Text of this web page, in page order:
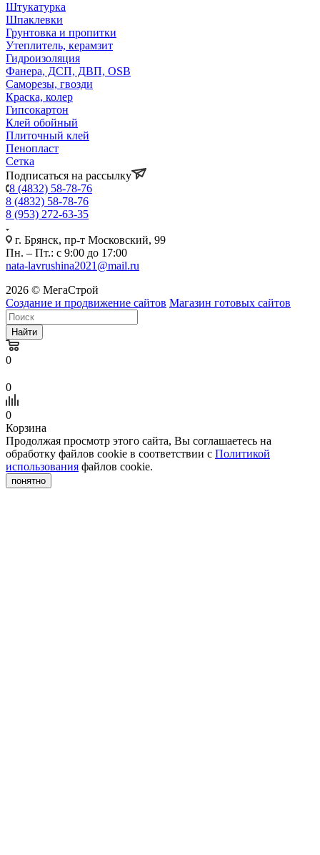
Штукатурка
Шпаклевки
Грунтовка и пропитки
Утеплитель, керамзит
Гидроизоляция
Фанера, ДСП, ДВП, OSB
Саморезы, гвозди
Краска, колер
Гипсокартон
Клей обойный
Плиточный клей
Пенопласт
Сетка
Подписаться на рассылку
8 (4832) 58-78-76
8 (4832) 58-78-76
8 (953) 272-63-35
г. Брянск, пр-т Московский, 99
Пн. – Пт.: с 9:00 до 17:00
nata-lavrushina2021@mail.ru
2026 © МегаСтрой
Создание и продвижение сайтов Магазин готовых сайтов
Найти
0
0
0
Корзина
Продолжая просмотр этого сайта, Вы соглашаетесь на
обработку файлов cookie в соответствии с Политикой
использования файлов cookie.
понятно